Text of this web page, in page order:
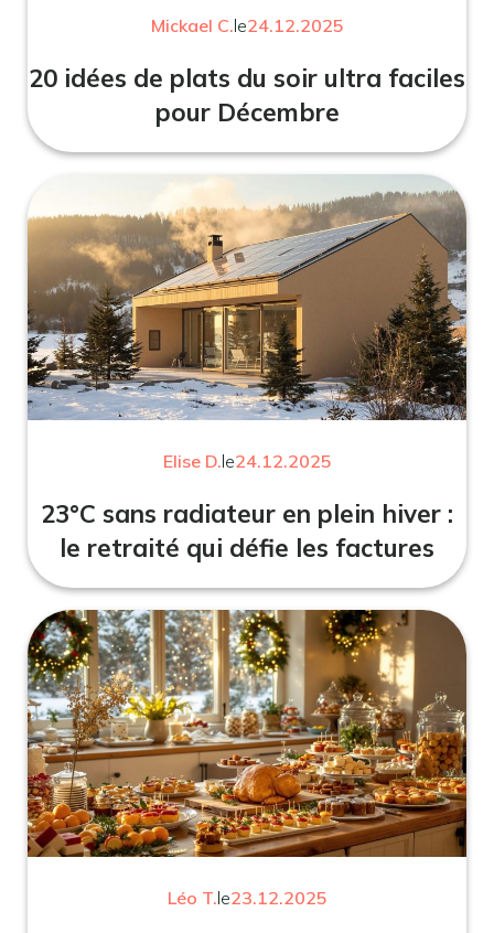
Mickael C.le24.12.2025
20 idées de plats du soir ultra faciles
pour Décembre
Elise D.le24.12.2025
23°C sans radiateur en plein hiver :
le retraité qui défie les factures
Léo T.le23.12.2025